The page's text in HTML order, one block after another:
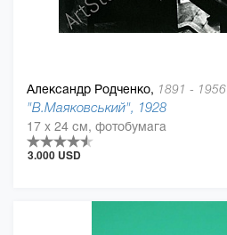
Александр Родченко, 1891 - 1956
"В.Маяковський", 1928
17 x 24 см, фотобумага
3.000 USD